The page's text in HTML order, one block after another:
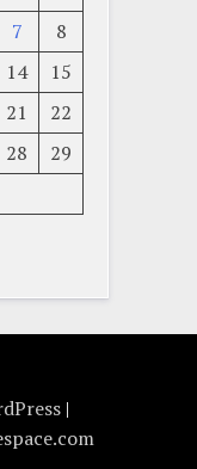
7
8
14
15
21
22
28
29
|